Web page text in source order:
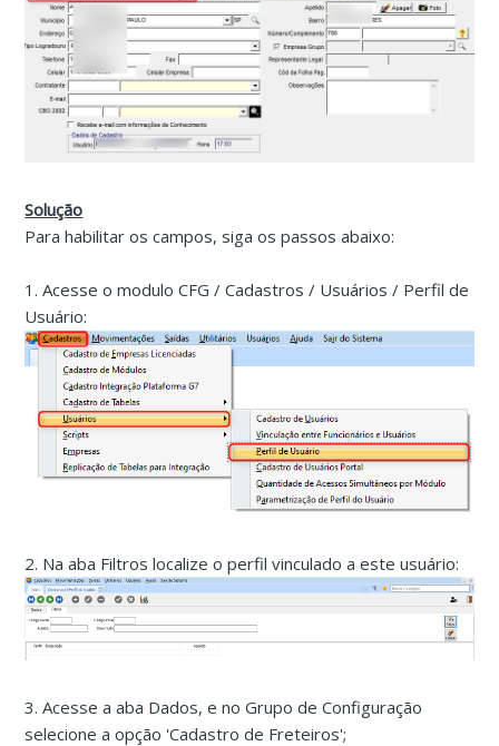
Solução
Para habilitar os campos, siga os passos abaixo:
1. Acesse o modulo CFG / Cadastros / Usuários / Perfil de
Usuário:
2. Na aba Filtros localize o perfil vinculado a este usuário:
3. Acesse a aba Dados, e no Grupo de Configuração
selecione a opção 'Cadastro de Freteiros';